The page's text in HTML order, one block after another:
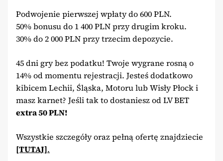
Podwojenie pierwszej wpłaty do 600 PLN.
50% bonusu do 1 400 PLN przy drugim kroku.
30% do 2 000 PLN przy trzecim depozycie.
45 dni gry bez podatku! Twoje wygrane rosną o
14% od momentu rejestracji. Jesteś dodatkowo
kibicem Lechii, Śląska, Motoru lub Wisły Płock i
masz karnet? Jeśli tak to dostaniesz od LV BET
extra 50 PLN!
Wszystkie szczegóły oraz pełną ofertę znajdziecie
[TUTAJ].